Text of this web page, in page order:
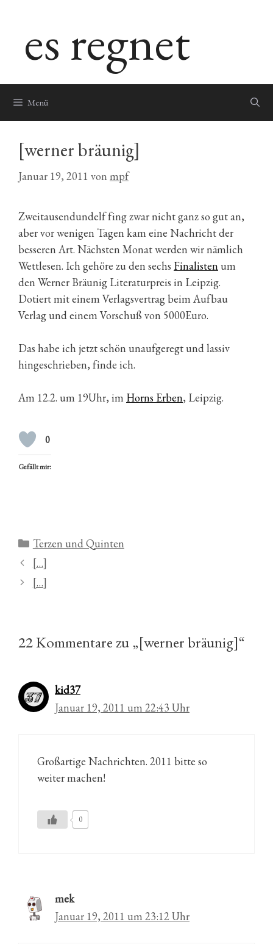
springenes regnet
Menü
[werner bräunig]
Januar 19, 2011 von mpf
Zweitausendundelf fing zwar nicht ganz so gut an,
aber vor wenigen Tagen kam eine Nachricht der
besseren Art. Nächsten Monat werden wir nämlich
Wettlesen. Ich gehöre zu den sechs Finalistenum
den Werner Bräunig Literaturpreis in Leipzig.
Dotiert mit einem Verlagsvertrag beim Aufbau
Verlag und einem Vorschuß von 5000Euro.
Das habe ich jetzt schön unaufgeregt und lassiv
hingeschrieben, finde ich.
Am 12.2. um 19Uhr, im Horns Erben, Leipzig.
0
Gefällt mir:
Kategorien
Terzen und Quinten
[…]
[…]
22 Kommentare zu „[werner bräunig]“
kid37
Januar 19, 2011 um 22:43 Uhr
Großartige Nachrichten. 2011 bitte so
weiter machen!
0
mek
Januar 19, 2011 um 23:12 Uhr